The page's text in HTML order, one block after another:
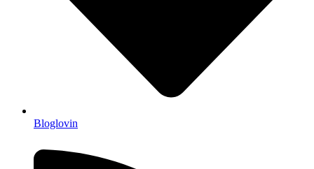
Bloglovin